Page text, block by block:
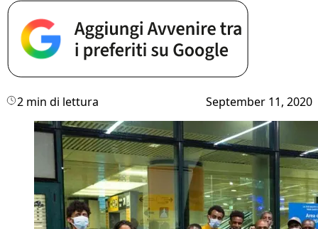
2 min di lettura September 11, 2020